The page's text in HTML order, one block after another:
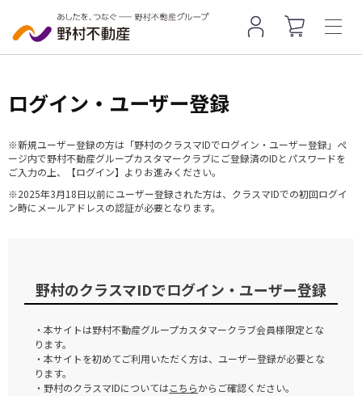
ログイン・ユーザー登録
※新規ユーザー登録の方は「野村のクラスマIDでログイン・ユーザー登録」ペ
ージ内で野村不動産グループカスタマークラブにご登録済のIDとパスワードを
ご入力の上、【ログイン】よりお進みください。
※2025年3月18日以前にユーザー登録された方は、クラスマIDでの初回ログイ
ン時にメールアドレスの認証が必要となります。
野村のクラスマIDでログイン・ユーザー登録
・本サイトは野村不動産グループカスタマークラブ会員様限定とな
ります。
・本サイトを初めてご利用いただく方は、ユーザー登録が必要とな
ります。
・野村のクラスマIDについてはこちらからご確認ください。